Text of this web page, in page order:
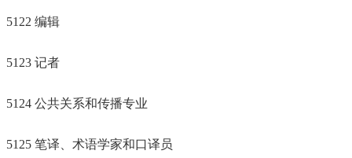
5122 编辑
5123 记者
5124 公共关系和传播专业
5125 笔译、术语学家和口译员